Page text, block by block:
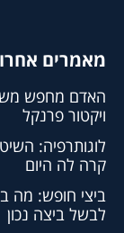
מאמרים
האדם מחפש
ויקטור פרנקל
לוגותרפיה:
קרה לה היום
ביצי חופש: מה
לבשל ביצה נכון